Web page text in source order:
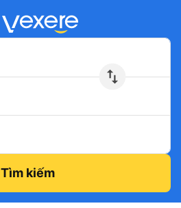
Tìm kiếm